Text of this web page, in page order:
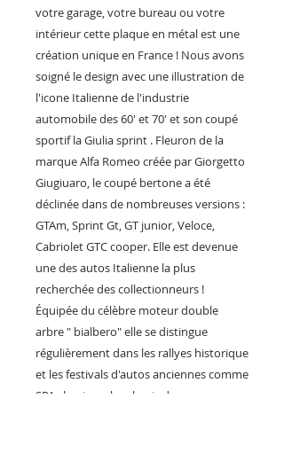
votre garage, votre bureau ou votre
intérieur cette plaque en métal est une
création unique en France ! Nous avons
soigné le design avec une illustration de
l'icone Italienne de l'industrie
automobile des 60' et 70' et son coupé
sportif la Giulia sprint . Fleuron de la
marque Alfa Romeo créée par Giorgetto
Giugiuaro, le coupé bertone a été
déclinée dans de nombreuses versions :
GTAm, Sprint Gt, GT junior, Veloce,
Cabriolet GTC cooper. Elle est devenue
une des autos Italienne la plus
recherchée des collectionneurs !
Équipée du célèbre moteur double
arbre " bialbero" elle se distingue
régulièrement dans les rallyes historique
et les festivals d'autos anciennes comme
SPA classic ou les classic days.